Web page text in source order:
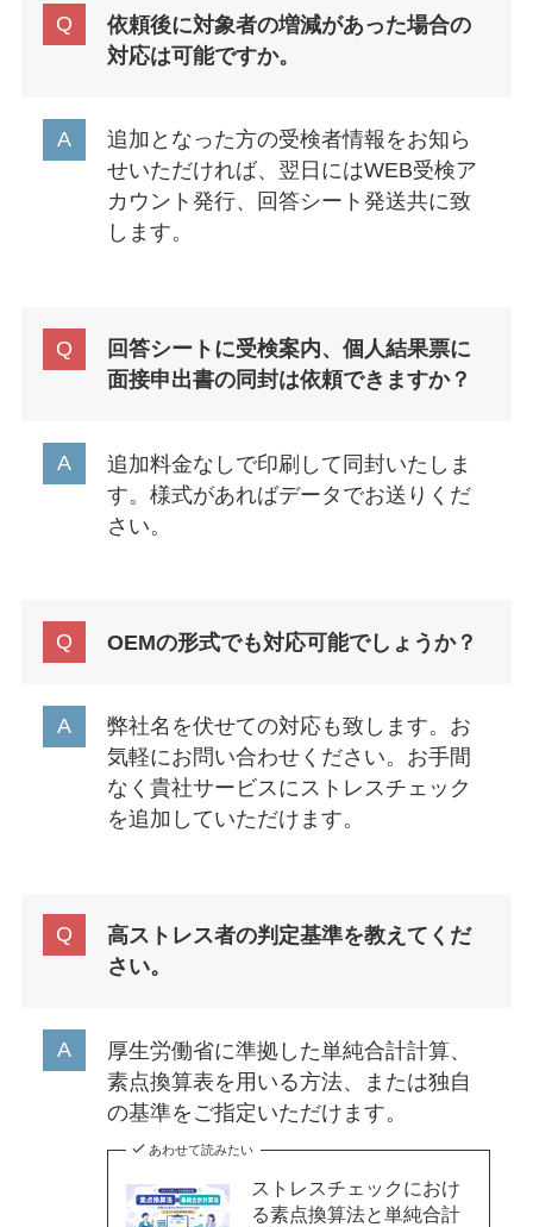
依頼後に対象者の増減があった場合の
対応は可能ですか。
追加となった方の受検者情報をお知ら
せいただければ、翌日にはWEB受検ア
カウント発行、回答シート発送共に致
します。
回答シートに受検案内、個人結果票に
面接申出書の同封は依頼できますか？
追加料金なしで印刷して同封いたしま
す。様式があればデータでお送りくだ
さい。
OEMの形式でも対応可能でしょうか？
弊社名を伏せての対応も致します。お
気軽にお問い合わせください。お手間
なく貴社サービスにストレスチェック
を追加していただけます。
高ストレス者の判定基準を教えてくだ
さい。
厚生労働省に準拠した単純合計計算、
素点換算表を用いる方法、または独自
の基準をご指定いただけます。
あわせて読みたい
ストレスチェックにおけ
る素点換算法と単純合計